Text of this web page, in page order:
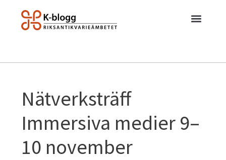
Nätverksträff
Immersiva medier 9–
10 november